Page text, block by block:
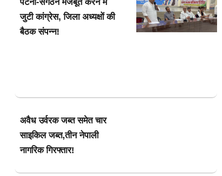
पटना-संगठन मजबूत करने में
जुटी कांग्रेस, जिला अध्यक्षों की
बैठक संपन्न!
अवैध उर्वरक जब्त समेत चार
साइकिल जब्त,तीन नेपाली
नागरिक गिरफ्तार!